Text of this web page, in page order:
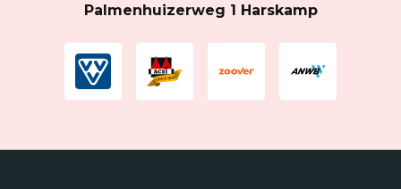
Palmenhuizerweg 1 Harskamp